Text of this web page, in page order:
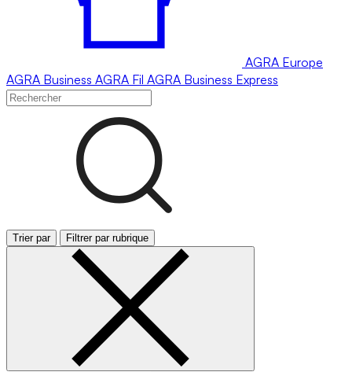
AGRA Europe
AGRA Business AGRA Fil AGRA Business Express
Trier par Filtrer par rubrique